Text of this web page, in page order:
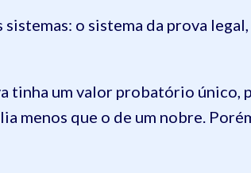
o sistema da prova
tinha um valor probatório único,
menos que o de um nobre.